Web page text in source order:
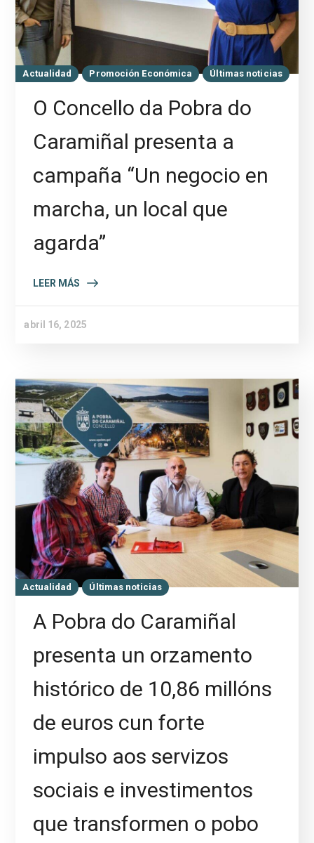
Actualidad Promoción Económica Últimas noticias
O Concello da Pobra do
Caramiñal presenta a
campaña “Un negocio en
marcha, un local que
agarda”
LEER MÁS
abril 16, 2025
Actualidad Últimas noticias
A Pobra do Caramiñal
presenta un orzamento
histórico de 10,86 millóns
de euros cun forte
impulso aos servizos
sociais e investimentos
que transformen o pobo